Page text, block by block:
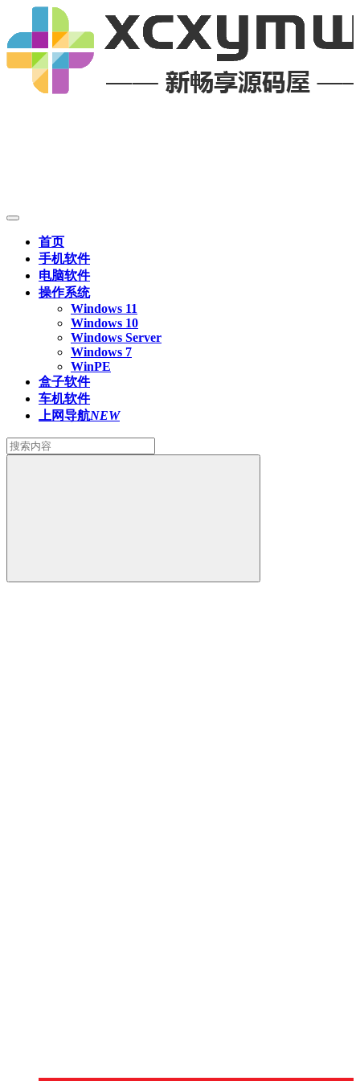
首页
手机软件
电脑软件
操作系统
Windows 11
Windows 10
Windows Server
Windows 7
WinPE
盒子软件
车机软件
上网导航NEW